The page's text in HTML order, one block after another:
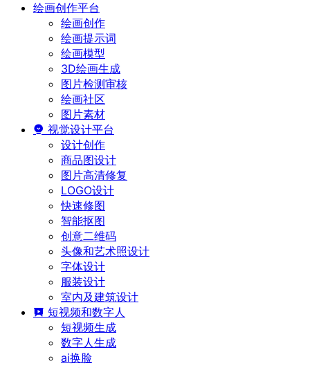
绘画创作平台
绘画创作
绘画提示词
绘画模型
3D绘画生成
图片检测审核
绘画社区
图片素材
视觉设计平台
设计创作
商品图设计
图片高清修复
LOGO设计
快速修图
智能抠图
创意二维码
头像和艺术照设计
字体设计
服装设计
室内及建筑设计
短视频和数字人
短视频生成
数字人生成
ai换脸